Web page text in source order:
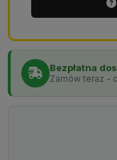
ażurowe
Bezpłatna
Zamów teraz -